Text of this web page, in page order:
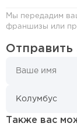
Мы передадим
франшизы или
Отправить
Также вас